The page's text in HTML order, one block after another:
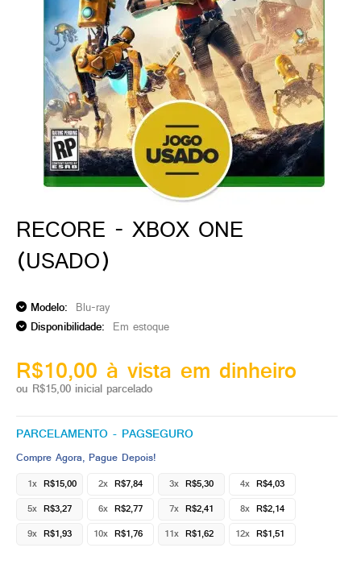
RECORE - XBOX ONE
(USADO)
Modelo: Blu-ray
Disponibilidade: Em estoque
R$10,00 à vista em dinheiro
ou R$15,00 inicial parcelado
PARCELAMENTO - PAGSEGURO
Compre Agora, Pague Depois!
1x R$15,00 2x R$7,84 3x R$5,30 4x R$4,03
5x R$3,27 6x R$2,77 7x R$2,41 8x R$2,14
9x R$1,93 10x R$1,76 11x R$1,62 12x R$1,51